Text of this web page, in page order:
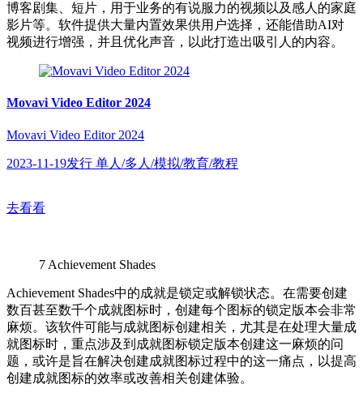
博客剧集、短片，用于业务的有说服力的视频以及感人的家庭
影片等。软件提供大量内置效果供用户选择，还能借助AI对
视频进行增强，并且优化声音，以此打造出吸引人的内容。
Movavi Video Editor 2024
Movavi Video Editor 2024
2023-11-19发行 单人/多人/模拟/教育/教程
去看看
7 Achievement Shades
Achievement Shades中的成就是锁定或解锁状态。在需要创建
数百甚至数千个成就图标时，创建每个图标的锁定版本会非常
麻烦。该软件可能与成就图标创建相关，尤其是在处理大量成
就图标时，重点涉及到成就图标锁定版本创建这一麻烦的问
题，或许是旨在解决创建成就图标过程中的这一痛点，以提高
创建成就图标的效率或改善相关创建体验。